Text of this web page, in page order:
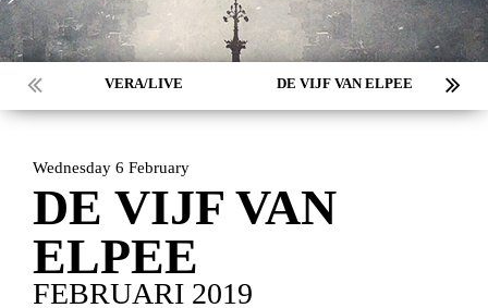
VERA/LIVE DE VIJF VAN ELPEE
Wednesday 6 February
DE VIJF VAN
ELPEE
FEBRUARI 2019